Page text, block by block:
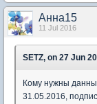
Анна15
11 Jul 2016
SETZ, on 27 Jun
Кому нужны
31.05.2016,